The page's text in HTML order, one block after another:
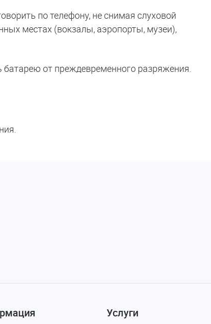
по телефону, не снимая слуховой
местах (вокзалы, аэропорты, музеи),
от преждевременного разряжения.
Услуги